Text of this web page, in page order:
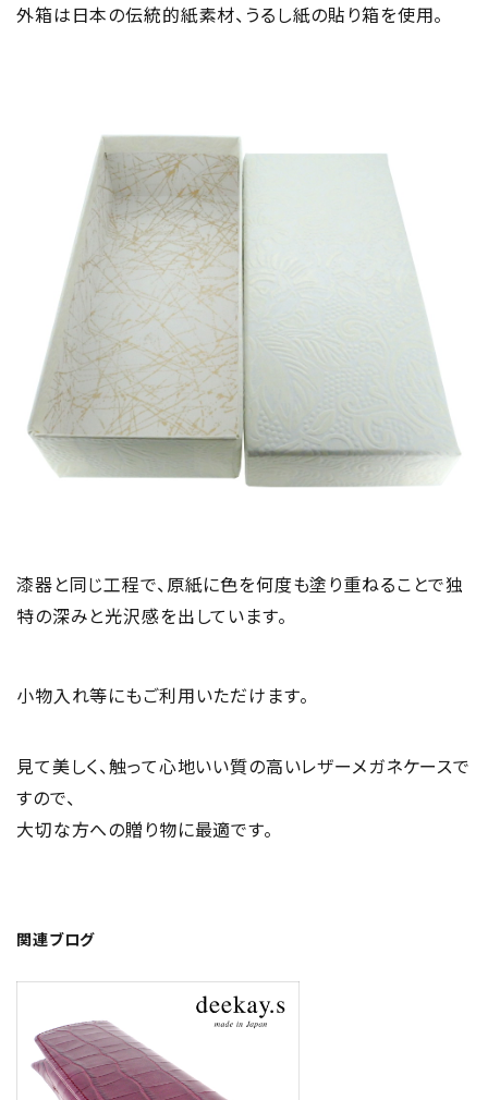
外箱は日本の伝統的紙素材、うるし紙の貼り箱を使用。
漆器と同じ工程で、原紙に色を何度も塗り重ねることで独
特の深みと光沢感を出しています。
小物入れ等にもご利用いただけます。
見て美しく、触って心地いい質の高いレザーメガネケースで
すので、
大切な方への贈り物に最適です。
関連ブログ